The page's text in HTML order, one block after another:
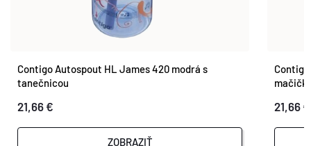
Contigo Autospout HL James 420 modrá s
tanečnicou
21,66 €
ZOBRAZIŤ
21,66 €